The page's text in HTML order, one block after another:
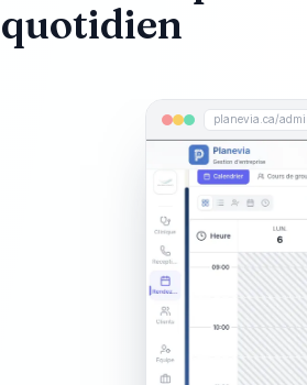
quotidien
planevia.ca/